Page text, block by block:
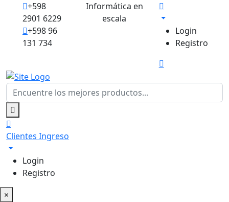
+598
2901 6229
+598 96
131 734
Informática en
escala
Login
Registro
Clientes Ingreso
Login
Registro
×